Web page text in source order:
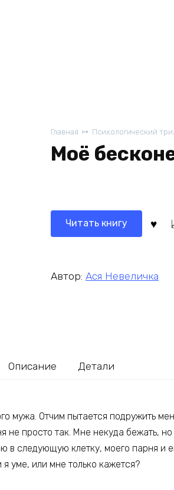
Главная Психологический
Моё
Читать книгу
Автор: Ася Невеличка
Описание Детали
мужа. Отчим пытается подружить
не просто так. Мне некуда бежать,
в следующую клетку, моего парня и
уме, или мне только кажется?